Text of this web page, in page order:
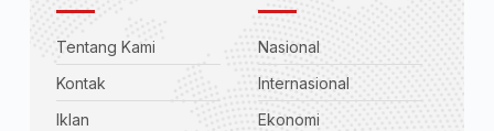
Tentang Kami
Kontak
Iklan
Nasional
Internasional
Ekonomi